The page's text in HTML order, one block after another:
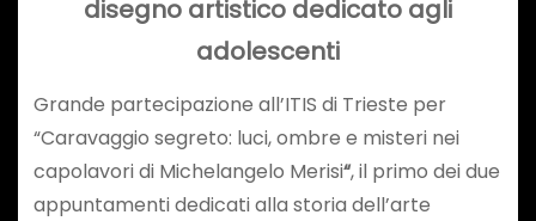
disegno artistico dedicato agli
adolescenti
Grande partecipazione all’ITIS di Trieste per
“Caravaggio segreto: luci, ombre e misteri nei
capolavori di Michelangelo Merisi“, il primo dei due
appuntamenti dedicati alla storia dell’arte